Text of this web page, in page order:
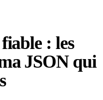
: les
JSON qui